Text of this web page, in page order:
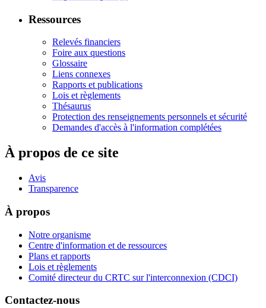
Ressources
Relevés financiers
Foire aux questions
Glossaire
Liens connexes
Rapports et publications
Lois et règlements
Thésaurus
Protection des renseignements personnels et sécurité
Demandes d'accès à l'information complétées
À propos de ce site
Avis
Transparence
À propos
Notre organisme
Centre d'information et de ressources
Plans et rapports
Lois et règlements
Comité directeur du CRTC sur l'interconnexion (CDCI)
Contactez-nous